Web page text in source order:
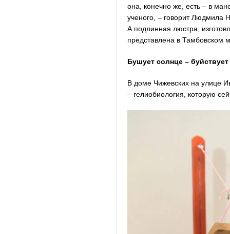
она, конечно же, есть – в
ученого, – говорит Людмила
А подлинная люстра,
представлена в Тамбовском
Бушует солнце –
В доме Чижевских на улице
– гелиобиология, которую